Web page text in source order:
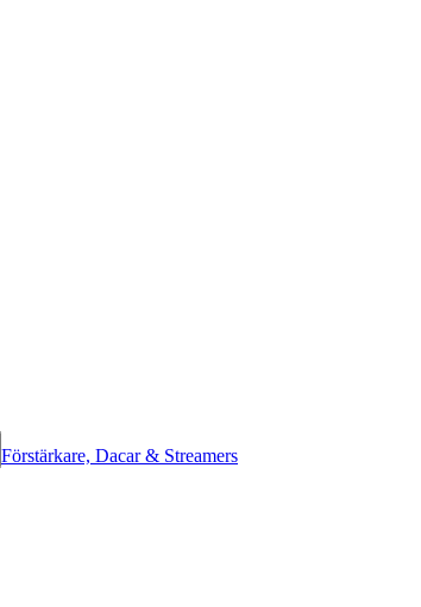
Förstärkare, Dacar & Streamers